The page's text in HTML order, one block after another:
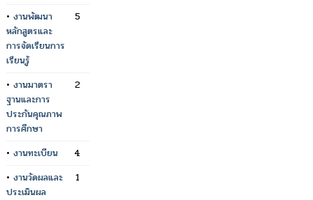
• งานพัฒนา
หลักสูตรและ
การจัดเรียนการ
เรียนรู้
5
• งานมาตรา
ฐานและการ
ประกันคุณภาพ
การศึกษา
2
• งานทะเบียน
4
• งานวัดผลและ
ประเมินผล
1